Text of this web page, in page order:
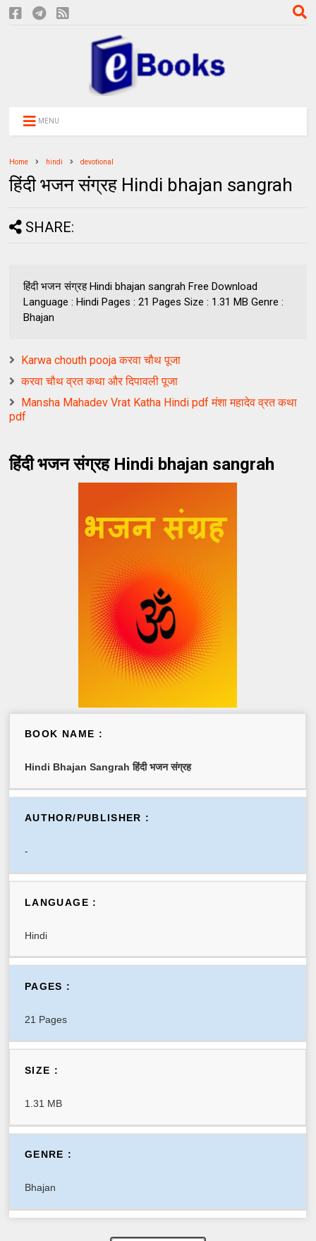
MENU
Home hindi devotional
हिंदी भजन संग्रह Hindi bhajan sangrah
SHARE:
हिंदी भजन संग्रह Hindi bhajan sangrah Free Download
Language : Hindi Pages : 21 Pages Size : 1.31 MB Genre :
Bhajan
Karwa chouth pooja करवा चौथ पूजा
करवा चौथ व्रत कथा और दिपावली पूजा
Mansha Mahadev Vrat Katha Hindi pdf मंशा महादेव व्रत कथा
pdf
हिंदी भजन संग्रह Hindi bhajan sangrah
BOOK NAME :
Hindi Bhajan Sangrah हिंदी भजन संग्रह
AUTHOR/PUBLISHER :
-
LANGUAGE :
Hindi
PAGES :
21 Pages
SIZE :
1.31 MB
GENRE :
Bhajan